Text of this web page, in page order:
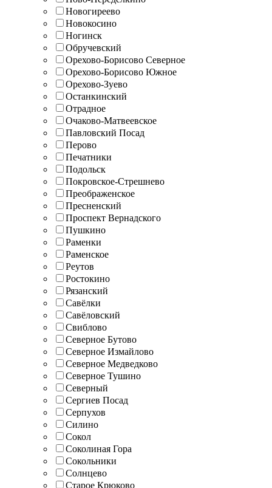
Новогиреево
Новокосино
Ногинск
Обручевский
Орехово-Борисово Северное
Орехово-Борисово Южное
Орехово-Зуево
Останкинский
Отрадное
Очаково-Матвеевское
Павловский Посад
Перово
Печатники
Подольск
Покровское-Стрешнево
Преображенское
Пресненский
Проспект Вернадского
Пушкино
Раменки
Раменское
Реутов
Ростокино
Рязанский
Савёлки
Савёловский
Свиблово
Северное Бутово
Северное Измайлово
Северное Медведково
Северное Тушино
Северный
Сергиев Посад
Серпухов
Силино
Сокол
Соколиная Гора
Сокольники
Солнцево
Старое Крюково